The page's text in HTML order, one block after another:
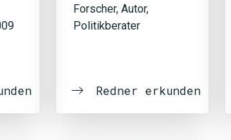
Forscher, Autor,
Politikberater
Redner erkunden